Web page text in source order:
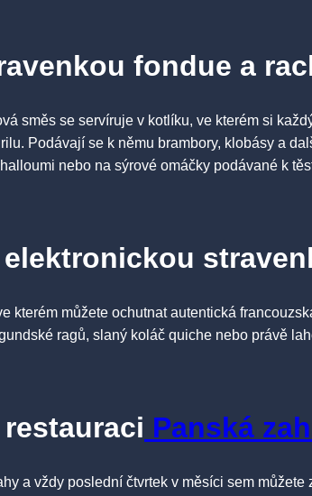
fondue a
směs se servíruje v kotlíku, ve kterém si
Podávají se k němu brambory, klobásy a
nebo na sýrové omáčky podávané k
kterém můžete ochutnat autentická
ragů, slaný koláč quiche nebo právě
Panská
a vždy poslední čtvrtek v měsíci sem